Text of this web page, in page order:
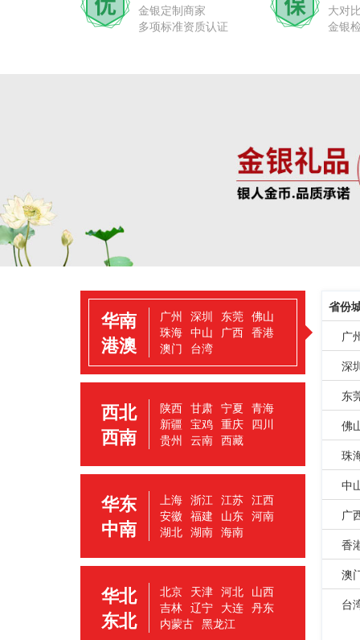
金银定制商家
多项标准资质认证
大对
金银
华南
港澳
广州 深圳 东莞 佛山
珠海 中山 广西 香港
澳门 台湾
西北
西南
陕西 甘肃 宁夏 青海
新疆 宝鸡 重庆 四川
贵州 云南 西藏
华东
中南
上海 浙江 江苏 江西
安徽 福建 山东 河南
湖北 湖南 海南
华北
东北
北京 天津 河北 山西
吉林 辽宁 大连 丹东
内蒙古 黑龙江
省份
广
深
东
佛
珠
中
广
香
澳
台